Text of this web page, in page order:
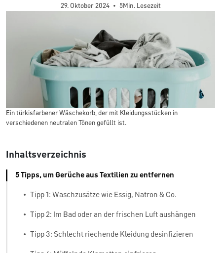
29. Oktober 2024
• 5Min. Lesezeit
Ein türkisfarbener Wäschekorb, der mit Kleidungsstücken in
verschiedenen neutralen Tönen gefüllt ist.
Inhaltsverzeichnis
5 Tipps, um Gerüche aus Textilien zu entfernen
• Tipp 1: Waschzusätze wie Essig, Natron & Co.
• Tipp 2: Im Bad oder an der frischen Luft aushängen
• Tipp 3: Schlecht riechende Kleidung desinfizieren